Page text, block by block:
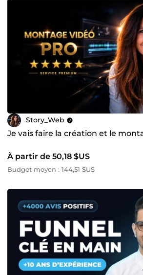
Story_Web
Je vais faire la création et le
À partir de 50,18 $US
Budget moyen : 144,51 $US